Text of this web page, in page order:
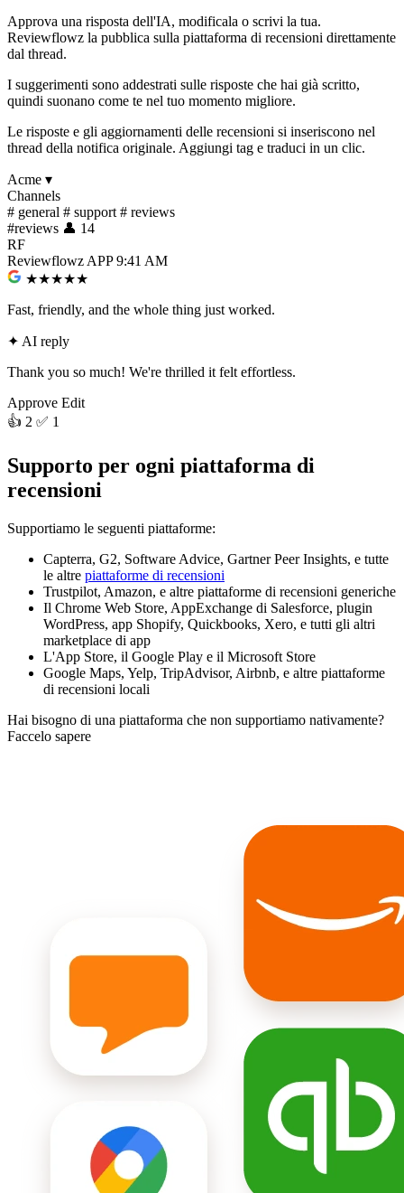
Approva una risposta dell'IA, modificala o scrivi la tua.
Reviewflowz la pubblica sulla piattaforma di recensioni direttamente
dal thread.
I suggerimenti sono addestrati sulle risposte che hai già scritto,
quindi suonano come te nel tuo momento migliore.
Le risposte e gli aggiornamenti delle recensioni si inseriscono nel
thread della notifica originale. Aggiungi tag e traduci in un clic.
Acme ▾
Channels
# general # support# reviews
#reviews 👤 14
RF
ReviewflowzAPP 9:41 AM
★★★★★
Fast, friendly, and the whole thing just worked.
✦ AI reply
Thank you so much! We're thrilled it felt effortless.
Approve Edit
👍 2 ✅ 1
Supporto per ogni piattaforma di
recensioni
Supportiamo le seguenti piattaforme:
Capterra, G2, Software Advice, Gartner Peer Insights, e tutte
le altre piattaforme di recensioni
Trustpilot, Amazon, e altre piattaforme di recensioni generiche
Il Chrome Web Store, AppExchange di Salesforce, plugin
WordPress, app Shopify, Quickbooks, Xero, e tutti gli altri
marketplace di app
L'App Store, il Google Play e il Microsoft Store
Google Maps, Yelp, TripAdvisor, Airbnb, e altre piattaforme
di recensioni locali
Hai bisogno di una piattaforma che non supportiamo nativamente?
Faccelo sapere